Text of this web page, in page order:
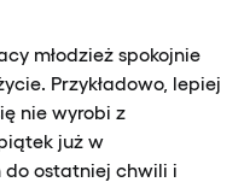
młodzież spokojnie
Przykładowo, lepiej
nie wyrobi z
już w
do ostatniej chwili i